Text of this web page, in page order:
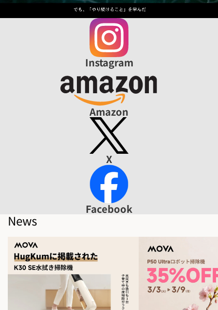
Instagram
Amazon
X
Facebook
News
子育て中の床掃除が劇的にラクに！水拭き
も吸引もこれ1台で済む【MOVA K30 SE 水
拭き掃除機】をHugKum読者ママがレビュ
ー
ロボット掃除機＆水拭き
51%OFF（3/9まで）※
額が異なります